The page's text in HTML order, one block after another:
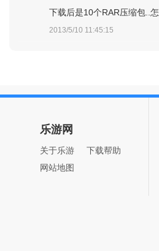
下载后是10个RAR压缩包..
2013/5/10 11:45:15
乐游网
关于乐游
下载帮助
网站地图